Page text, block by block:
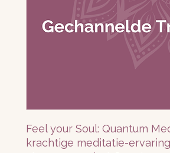
Feel your Soul: Quantum
krachtige meditatie-